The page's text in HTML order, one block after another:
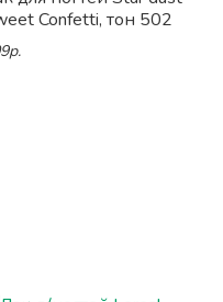
Confetti, тон 502